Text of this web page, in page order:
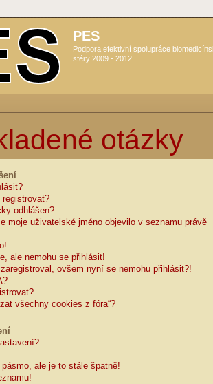
PES
Podpora efektivní spolupráce
sféry 2009 - 2012
otázky
registrovat?
odhlášen?
moje uživatelské jméno objevilo v seznamu právě
ale nemohu se přihlásit!
ovšem nyní se nemohu přihlásit?!
všechny cookies z fóra“?
ale je to stále špatně!